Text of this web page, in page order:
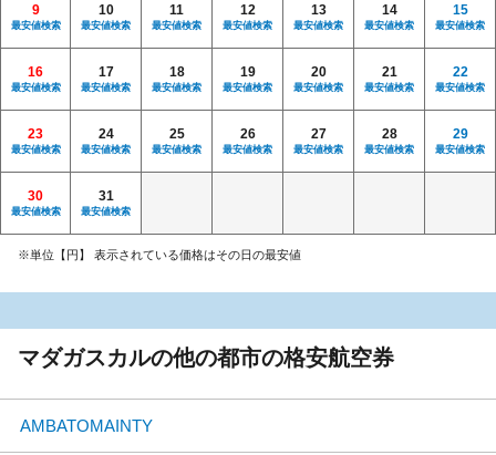
9
最安値検索
10
最安値検索
11
最安値検索
12
最安値検索
13
最安値検索
14
最安値検索
15
最安値検索
16
最安値検索
17
最安値検索
18
最安値検索
19
最安値検索
20
最安値検索
21
最安値検索
22
最安値検索
23
最安値検索
24
最安値検索
25
最安値検索
26
最安値検索
27
最安値検索
28
最安値検索
29
最安値検索
30
最安値検索
31
最安値検索
※単位【円】 表示されている価格はその日の最安値
マダガスカルの他の都市の格安航空券
AMBATOMAINTY